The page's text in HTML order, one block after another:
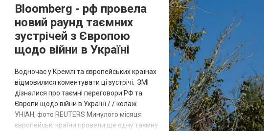
Bloomberg - рф провела
новий раунд таємних
зустрічей з Європою
щодо війни в Україні
Водночас у Кремлі та європейських країнах
відмовилися коментувати ці зустрічі. ЗМІ
дізналися про таємні переговори РФ та
Європи щодо війни в Україні / / колаж
УНІАН, фото REUTERS Минулого місяця
європейські країни провели ще одну таємну